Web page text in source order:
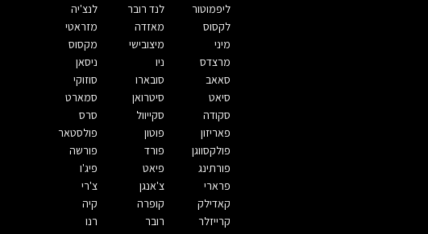
ליפמוטור
לנד רובר
לנצ'יה
לקסוס
מאזדה
מזראטי
מיני
מיצובישי
מקסוס
מרצדס
ניו
ניסאן
סאאב
סובארו
סוזוקי
סיאט
סיטרואן
סמארט
סקודה
סקייוול
סרס
פאריזון
פוטון
פולסטאר
פולקסווגן
פורד
פורשה
פורתינג
פיאט
פיג'ו
פרארי
צ'אנגן
צ'רי
קאדילק
קופרה
קיה
קרייזלר
רובר
רנו